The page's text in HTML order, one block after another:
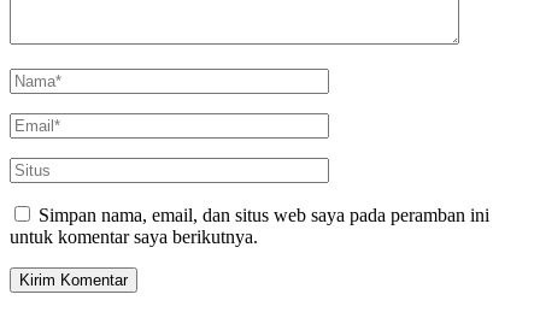
Simpan nama, email, dan situs web saya pada peramban ini
untuk komentar saya berikutnya.